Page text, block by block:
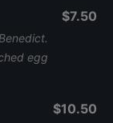
egg
$7.50
$10.50